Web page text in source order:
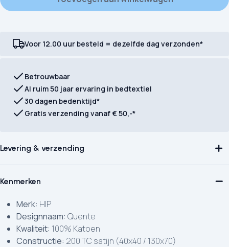
Voor 12.00 uur besteld = dezelfde dag verzonden*
Betrouwbaar
Al ruim 50 jaar ervaring in bedtextiel
30 dagen bedenktijd*
Gratis verzending vanaf € 50,-*
Levering & verzending
Kenmerken
Merk: HIP
Designnaam: Quente
Kwaliteit: 100% Katoen
Constructie: 200 TC satijn (40x40 / 130x70)